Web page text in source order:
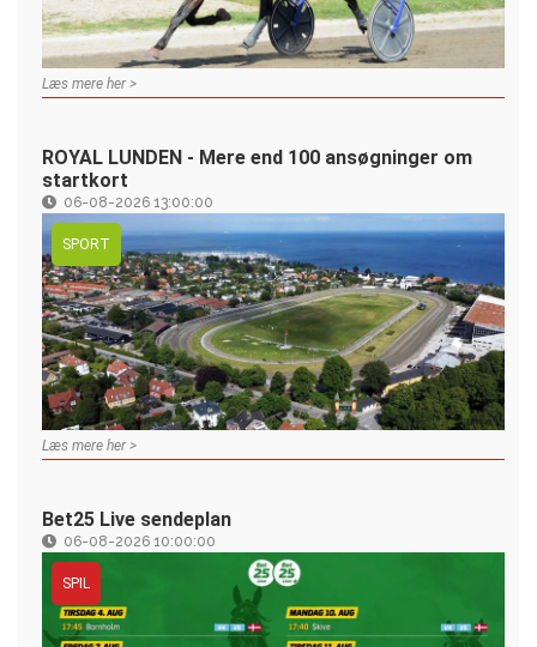
Læs mere her >
ROYAL LUNDEN - Mere end 100 ansøgninger om
startkort
06-08-2026 13:00:00
SPORT
Læs mere her >
Bet25 Live sendeplan
06-08-2026 10:00:00
SPIL